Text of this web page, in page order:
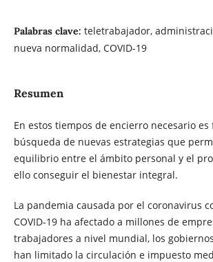
Palabras clave: teletrabajador,
nueva normalidad, COVID-19
Resumen
En estos tiempos de encierro necesario
búsqueda de nuevas estrategias que
equilibrio entre el ámbito personal y el
ello conseguir el bienestar integral.
La pandemia causada por el coronavirus
COVID-19 ha afectado a millones de
trabajadores a nivel mundial, los
han limitado la circulación e impuesto